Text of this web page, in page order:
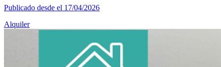
Publicado desde el 17/04/2026
Alquiler